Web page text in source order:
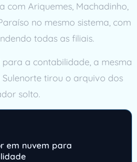
com Ariquemes, Machadinho,
no mesmo sistema, com
todas as filiais.
a contabilidade, a mesma
tirou o arquivo dos
solto.
em nuvem para